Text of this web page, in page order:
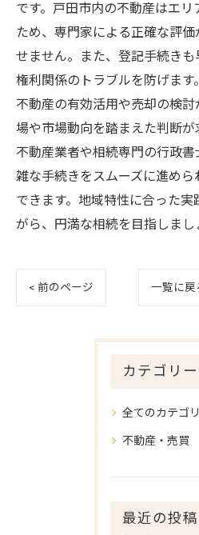
です。戸田市内の不動産はエ
ため、専門家による正確な評
せません。また、登記手続きも
権利関係のトラブルを防げます
不動産の有効活用や売却の検
場や市場動向を踏まえた判断
不動産業者や相続専門の行政
雑な手続きをスムーズに進め
できます。地域特性に合った
がら、円満な相続を目指しまし
< 前のページ 一覧に戻
カテゴリー
全てのカテゴ
不動産・売買
最近の投稿